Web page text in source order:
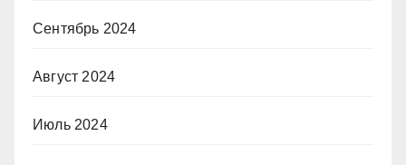
Сентябрь 2024
Август 2024
Июль 2024